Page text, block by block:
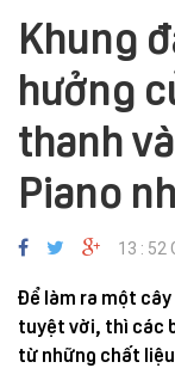
Khung
hưởng
thanh
Piano
13 : 52
Để làm ra một
tuyệt vời, thì các
từ những chất